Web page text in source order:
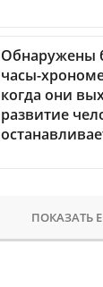
Обнаружены
часы-
когда они
развитие
ПОКАЗАТЬ